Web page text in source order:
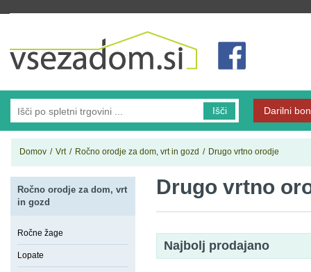
Išči Darilni
Domov / Vrt / Ročno orodje za dom, vrt in gozd / Drugo vrtno orodje
Ročno orodje za dom, vrt
in gozd
Ročne žage
Lopate
Drugo vrtno
Najbolj prodajano